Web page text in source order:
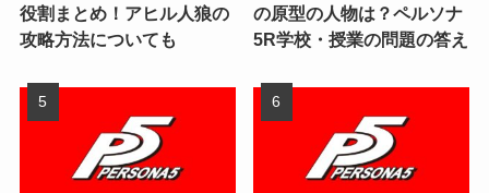
役割まとめ！アヒル人狼の
攻略方法についても
の原型の人物は？ペルソナ
5R学校・授業の問題の答え